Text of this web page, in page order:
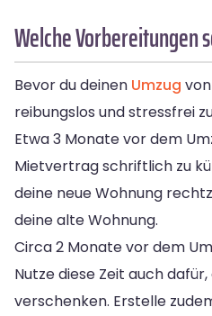
Welche Vorbereitungen
Bevor du deinen Umzug
reibungslos und stressfrei
Etwa 3 Monate vor dem
Mietvertrag schriftlich zu
deine neue Wohnung
deine alte Wohnung.
Circa 2 Monate vor dem
Nutze diese Zeit auch
verschenken. Erstelle